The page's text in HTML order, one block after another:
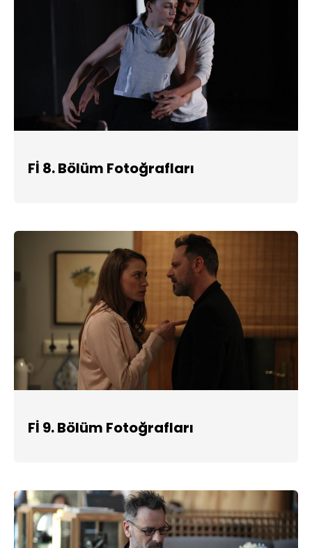
Fİ 8. Bölüm Fotoğrafları
Fİ 9. Bölüm Fotoğrafları